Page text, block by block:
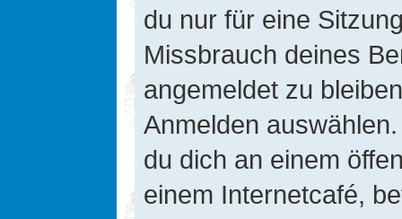
du nur für eine
Missbrauch deines
angemeldet zu
Anmelden
du dich an einem
einem Internetcafé,